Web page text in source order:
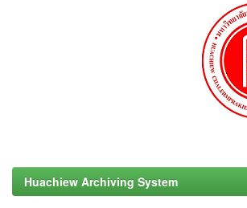
Huachiew Archiving System